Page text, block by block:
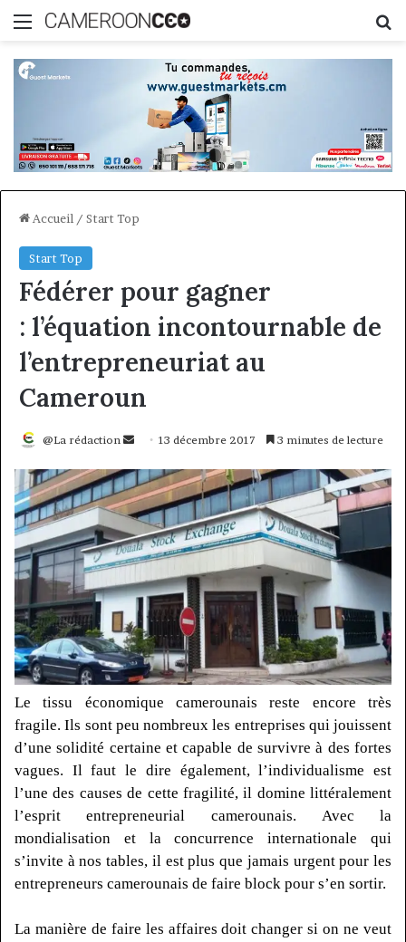
Menu
Accueil / Start Top
Start Top
Fédérer pour gagner
: l’équation incontournable de
l’entrepreneuriat au
Cameroun
@La rédaction
Envoyer
courriel
13 décembre 2017 3 minutes de lecture
Le tissu économique camerounais reste encore très
fragile. Ils sont peu nombreux les entreprises qui jouissent
d’une solidité certaine et capable de survivre à des fortes
vagues. Il faut le dire également, l’individualisme est
l’une des causes de cette fragilité, il domine littéralement
l’esprit entrepreneurial camerounais. Avec la
mondialisation et la concurrence internationale qui
s’invite à nos tables, il est plus que jamais urgent pour les
entrepreneurs camerounais de faire block pour s’en sortir.
La manière de faire les affaires doit changer si on ne veut